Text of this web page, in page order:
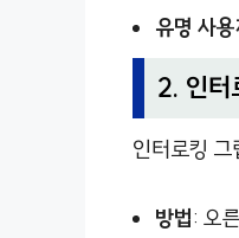
유명 사
2. 인
인터로킹
방법: 오